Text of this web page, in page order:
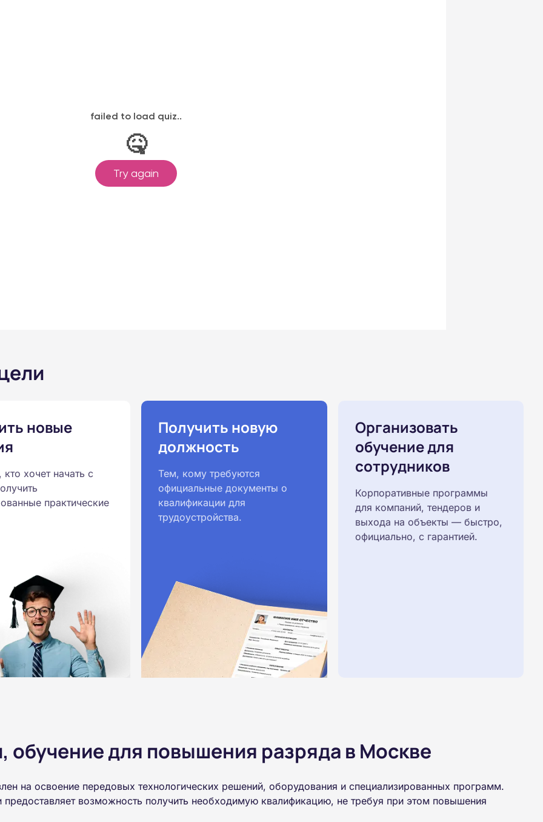
образования.
новые
хочет начать с
практические
Получить новую
должность
Тем, кому требуются
официальные документы о
квалификации для
трудоустройства.
Организовать
обучение для
сотрудников
Корпоративные программы
для компаний, тендеров и
выхода на объекты — быстро,
официально, с гарантией.
для повышения разряда в Москве
на освоение передовых технологических решений, оборудования и специализированных программ.
предоставляет возможность получить необходимую квалификацию, не требуя при этом повышения